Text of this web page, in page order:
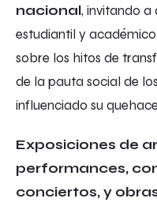
nacional, invitando a
estudiantil y
sobre los hitos de
de la pauta social de
influenciado su
Exposiciones de
performances,
conciertos, y